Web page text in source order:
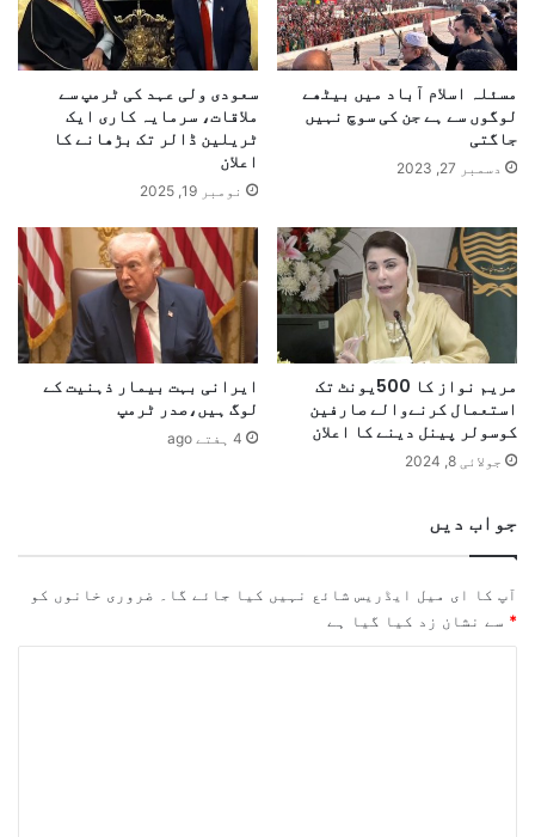
مسئلہ اسلام آباد میں بیٹھے
لوگوں سے ہے جن کی سوچ نہیں
جاگتی
دسمبر 27, 2023
سعودی ولی عہد کی ٹرمپ سے
ملاقات، سرمایہ کاری ایک
ٹریلین ڈالر تک بڑھانے کا
اعلان
نومبر 19, 2025
مریم نواز کا 500یونٹ تک
استعمال کرنےوالے صارفین
کوسولر پینل دینے کا اعلان
جولائی 8, 2024
ایرانی بہت بیمار ذہنیت کے
لوگ ہیں،صدر ٹرمپ
4 ہفتے ago
جواب دیں
آپ کا ای میل ایڈریس شائع نہیں کیا جائے گا۔
ضروری خانوں کو
* سے نشان زد کیا گیا ہے